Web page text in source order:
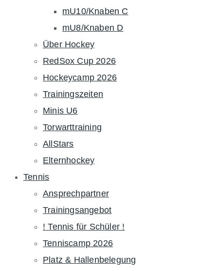
mU10/Knaben C
mU8/Knaben D
Über Hockey
RedSox Cup 2026
Hockeycamp 2026
Trainingszeiten
Minis U6
Torwarttraining
AllStars
Elternhockey
Tennis
Ansprechpartner
Trainingsangebot
! Tennis für Schüler !
Tenniscamp 2026
Platz & Hallenbelegung